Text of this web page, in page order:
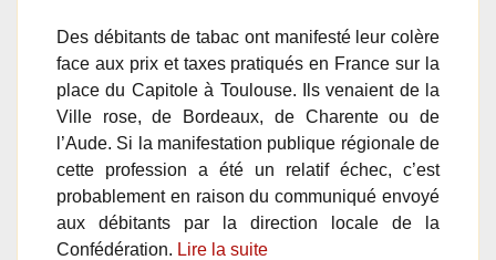
Des débitants de tabac ont manifesté leur colère
face aux prix et taxes pratiqués en France sur la
place du Capitole à Toulouse. Ils venaient de la
Ville rose, de Bordeaux, de Charente ou de
l’Aude. Si la manifestation publique régionale de
cette profession a été un relatif échec, c’est
probablement en raison du communiqué envoyé
aux débitants par la direction locale de la
Confédération. Lire la suite